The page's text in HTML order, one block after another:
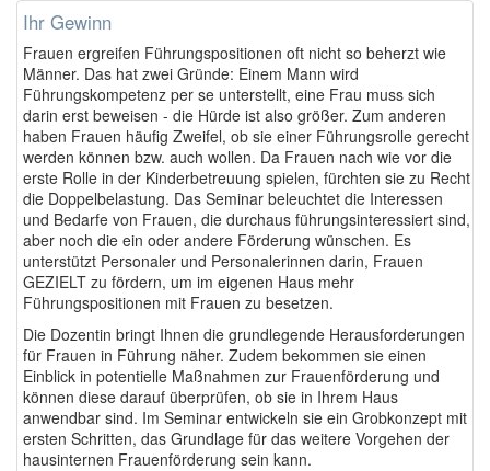
Ihr Gewinn
Frauen ergreifen Führungspositionen oft nicht so beherzt wie
Männer. Das hat zwei Gründe: Einem Mann wird
Führungskompetenz per se unterstellt, eine Frau muss sich
darin erst beweisen - die Hürde ist also größer. Zum anderen
haben Frauen häufig Zweifel, ob sie einer Führungsrolle gerecht
werden können bzw. auch wollen. Da Frauen nach wie vor die
erste Rolle in der Kinderbetreuung spielen, fürchten sie zu Recht
die Doppelbelastung. Das Seminar beleuchtet die Interessen
und Bedarfe von Frauen, die durchaus führungsinteressiert sind,
aber noch die ein oder andere Förderung wünschen. Es
unterstützt Personaler und Personalerinnen darin, Frauen
GEZIELT zu fördern, um im eigenen Haus mehr
Führungspositionen mit Frauen zu besetzen.
Die Dozentin bringt Ihnen die grundlegende Herausforderungen
für Frauen in Führung näher. Zudem bekommen sie einen
Einblick in potentielle Maßnahmen zur Frauenförderung und
können diese darauf überprüfen, ob sie in Ihrem Haus
anwendbar sind. Im Seminar entwickeln sie ein Grobkonzept mit
ersten Schritten, das Grundlage für das weitere Vorgehen der
hausinternen Frauenförderung sein kann.